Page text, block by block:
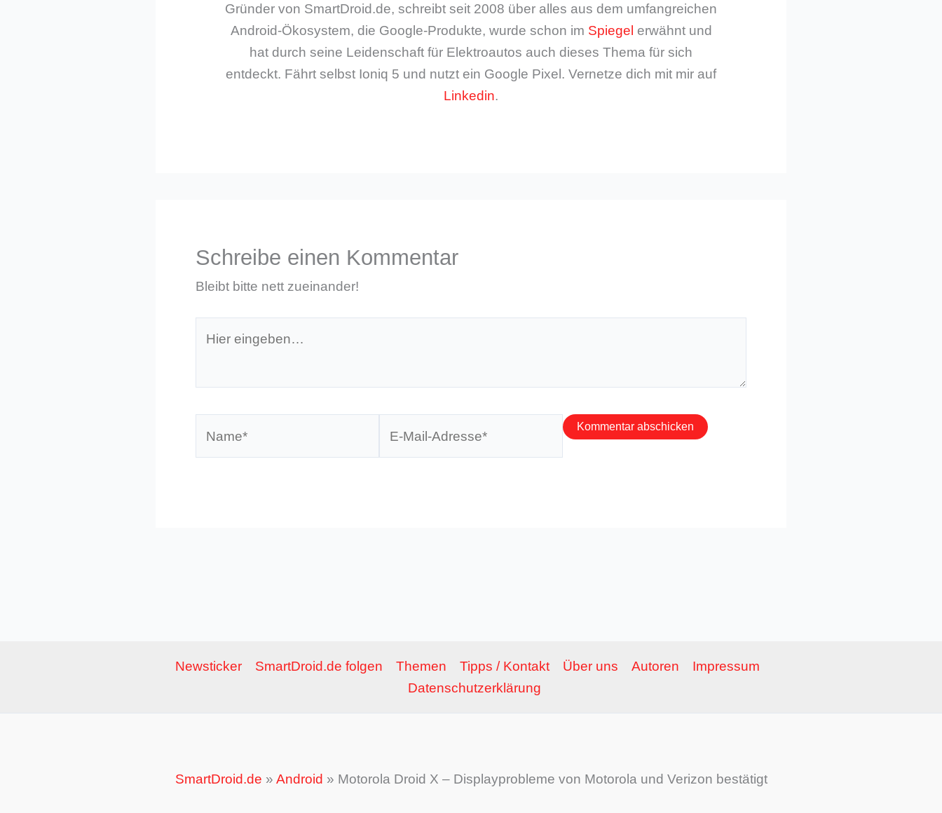
Gründer von SmartDroid.de, schreibt seit 2008 über alles aus dem umfangreichen
Android-Ökosystem, die Google-Produkte, wurde schon im Spiegel erwähnt und
hat durch seine Leidenschaft für Elektroautos auch dieses Thema für sich
entdeckt. Fährt selbst Ioniq 5 und nutzt ein Google Pixel. Vernetze dich mit mir auf
Linkedin.
Schreibe einen Kommentar
Bleibt bitte nett zueinander!
eingeben…
Newsticker SmartDroid.de folgen Themen Tipps / Kontakt Über uns Autoren
Impressum
Datenschutzerklärung
SmartDroid.de » Android » Motorola Droid X – Displayprobleme von Motorola und Verizon bestätigt